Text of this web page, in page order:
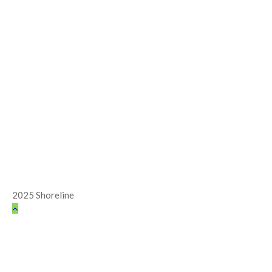
2025 Shoreline